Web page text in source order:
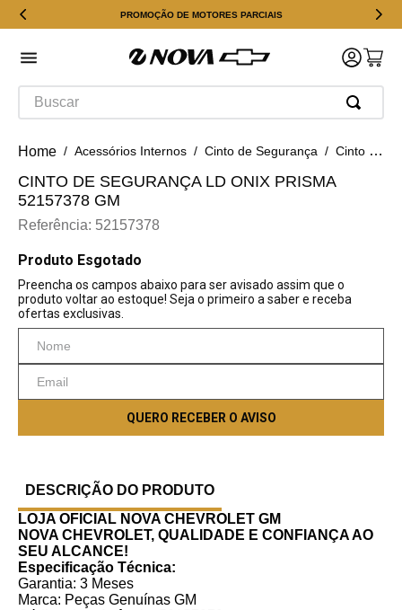
PROMOÇÃO DE MOTORES PARCIAIS
Buscar
Acessórios Internos Cinto de Segurança Cinto De Segurança Ld Onix Prisma 52157378 GM
CINTO DE SEGURANÇA LD ONIX PRISMA
52157378 GM
Referência: 52157378
DESCRIÇÃO DO PRODUTO
LOJA OFICIAL NOVA CHEVROLET GM
NOVA CHEVROLET, QUALIDADE E CONFIANÇA AO
SEU ALCANCE!
Especificação Técnica:
Garantia: 3 Meses
Marca: Peças Genuínas GM